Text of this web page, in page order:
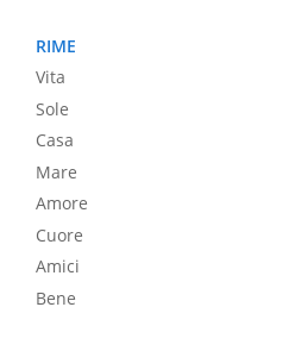
RIME
Vita
Sole
Casa
Mare
Amore
Cuore
Amici
Bene